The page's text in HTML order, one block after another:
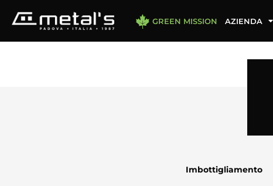
GREEN MISSION AZIENDA
Imbottigliamento